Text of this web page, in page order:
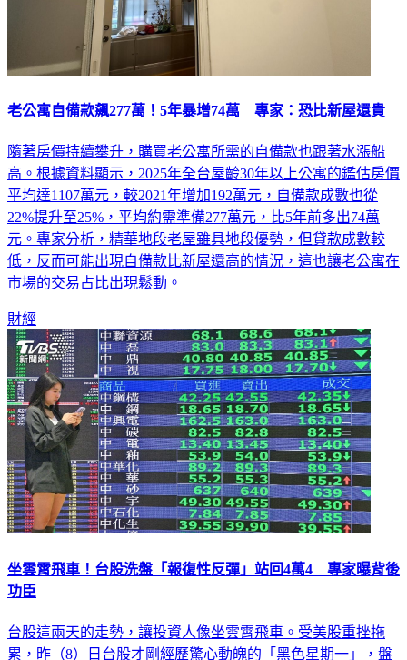
老公寓自備款飆277萬！5年暴增74萬 專家：恐比新屋還貴
隨著房價持續攀升，購買老公寓所需的自備款也跟著水漲船
高。根據資料顯示，2025年全台屋齡30年以上公寓的鑑估房價
平均達1107萬元，較2021年增加192萬元，自備款成數也從
22%提升至25%，平均約需準備277萬元，比5年前多出74萬
元。專家分析，精華地段老屋雖具地段優勢，但貸款成數較
低，反而可能出現自備款比新屋還高的情況，這也讓老公寓在
市場的交易占比出現鬆動。
財經
坐雲霄飛車！台股洗盤「報復性反彈」站回4萬4 專家曝背後
功臣
台股這兩天的走勢，讓投資人像坐雲霄飛車。受美股重挫拖
累，昨（8）日台股才剛經歷驚心動魄的「黑色星期一」，盤